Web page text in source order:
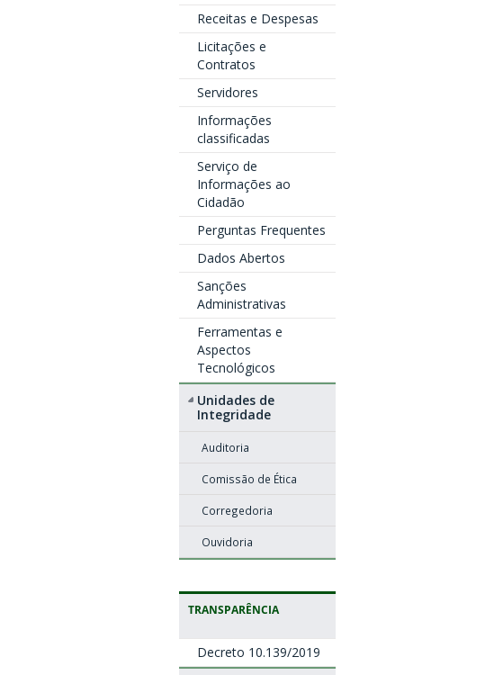
Receitas e Despesas
Licitações e
Contratos
Servidores
Informações
classificadas
Serviço de
Informações ao
Cidadão
Perguntas Frequentes
Dados Abertos
Sanções
Administrativas
Ferramentas e
Aspectos
Tecnológicos
Unidades de
Integridade
Auditoria
Comissão de Ética
Corregedoria
Ouvidoria
TRANSPARÊNCIA
Decreto 10.139/2019